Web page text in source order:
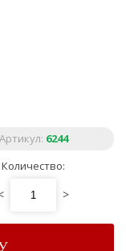
Артикул: 6244
Количество:
>